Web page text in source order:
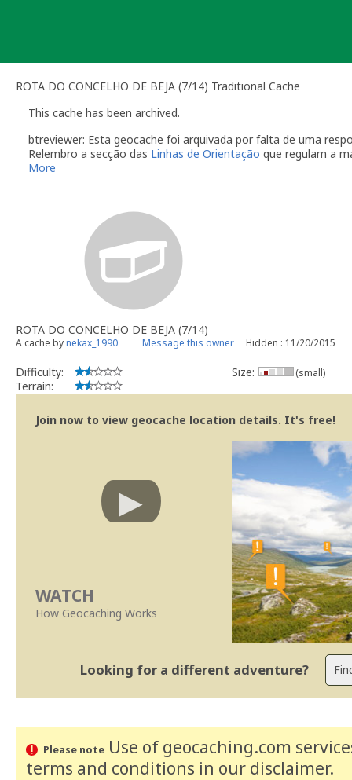
ROTA DO CONCELHO DE BEJA (7/14) Traditional Cache
This cache has been archived.
btreviewer: Esta geocache foi arquivada por falta de uma
Relembro a secção das Linhas de Orientação que regulam a
quando alguém reporta um problema com a geocache
"Precisa de Manutenção". Desactive temporariamente
geocache até que tenha resolvido o problema. É-lhe
do qual deverá verificar o estado da sua geocache. Se
temporariamente desactivada por um longo período de
Se no local existe algum recipiente por favor recolha-
Uma vez que se trata de um caso de falta de manutenção a
conta este arquivamento por falta de manutenção.
btreviewer
Work with the reviewer, not against him
More
ROTA DO CONCELHO DE BEJA (7/14)
A cache bynekax_1990 Message this owner Hidden : 11/20/2015
Difficulty:
Terrain:
Size: (small)
Join now to view geocache location details. It's free!
WATCH
How Geocaching Works
Looking for a different adventure?
Please noteUse of geocaching.com
terms and conditions in our disclaimer.